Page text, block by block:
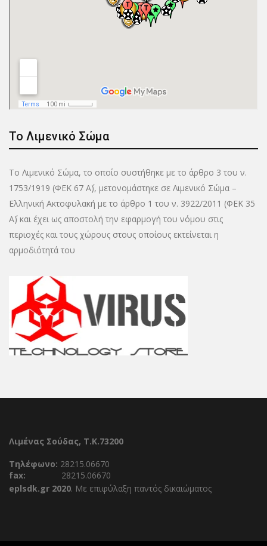
Το Λιμενικό Σώμα
Το Λιμενικό Σώμα, το οποίο συστήθηκε με το άρθρο 3 του ν.
1753/1919 (ΦΕΚ 67 Α΄), μετονομάστηκε σε Λιμενικό Σώμα –
Ελληνική Ακτοφυλακή με το άρθρο 1 του ν. 3922/2011 (ΦΕΚ 35
Α΄) και έχει ως αποστολή την εφαρμογή του νόμου στις
περιοχές και τους χώρους στους οποίους εκτείνεται η
αρμοδιότητά του
Λιμένας Σούδας, Τ.Κ.73200
Τηλέφωνο: 28215.06670
fax:
28215.06670
eplsdk.gr 2020. Με επιφύλαξη παντός δικαιώματος